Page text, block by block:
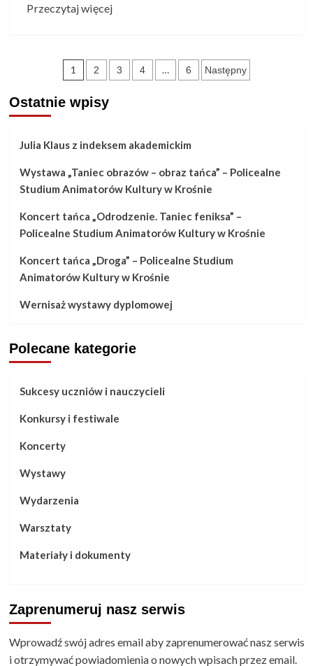
Przeczytaj więcejPrzeczytaj
VII
Międzynarodowe
2018
Stronicowanie
wpisów
1 2 3 4 … 6 Następny
Ostatnie wpisy
Julia Klaus z indeksem akademickim
Wystawa „Taniec obrazów – obraz tańca” – Policealne
Studium Animatorów Kultury w Krośnie
Koncert tańca „Odrodzenie. Taniec feniksa” –
Policealne Studium Animatorów Kultury w Krośnie
Koncert tańca „Droga” – Policealne Studium
Animatorów Kultury w Krośnie
Wernisaż wystawy dyplomowej
Polecane kategorie
Sukcesy uczniów i nauczycieli
Konkursy i festiwale
Koncerty
Wystawy
Wydarzenia
Warsztaty
Materiały i dokumenty
Zaprenumeruj nasz serwis
Wprowadź swój adres email aby zaprenumerować nasz serwis
i otrzymywać powiadomienia o nowych wpisach przez email.